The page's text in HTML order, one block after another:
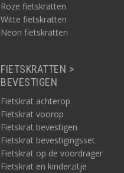
Roze fietskratten
Witte fietskratten
Neon fietskratten
FIETSKRATTEN >
BEVESTIGEN
Fietskrat achterop
Fietskrat voorop
Fietskrat bevestigen
Fietskrat bevestigingsset
Fietskrat op de voordrager
Fietskrat en kinderzitje